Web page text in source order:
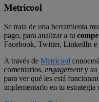
Metricool
Se trata de una herramienta
pago, para analizar a tu
Facebook, Twitter, LinkedIn e
A través de Metricool
comentarios, engagementy su
para ver qué les está
implementarlo en tu estrategia